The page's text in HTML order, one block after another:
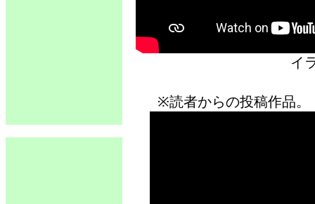
イ
※読者からの投稿作品